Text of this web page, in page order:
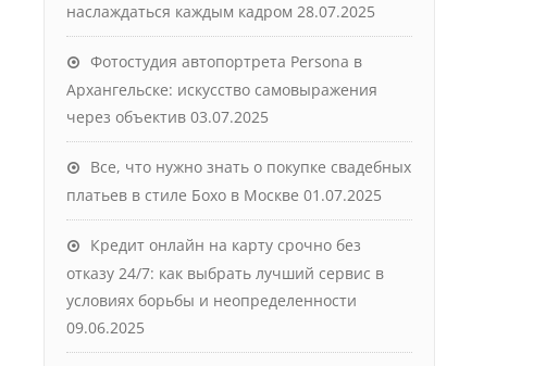
наслаждаться каждым кадром 28.07.2025
Фотостудия автопортрета Persona в
Архангельске: искусство самовыражения
через объектив 03.07.2025
Все, что нужно знать о покупке свадебных
платьев в стиле Бохо в Москве 01.07.2025
Кредит онлайн на карту срочно без
отказу 24/7: как выбрать лучший сервис в
условиях борьбы и неопределенности
09.06.2025